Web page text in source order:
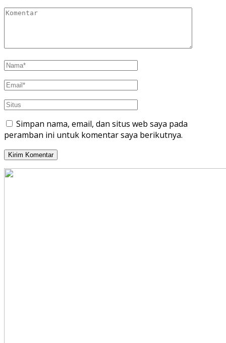
Simpan nama, email, dan situs web saya pada
peramban ini untuk komentar saya berikutnya.